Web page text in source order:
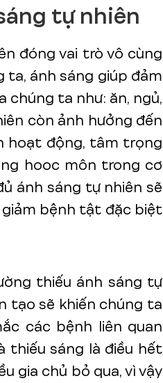
tự nhiên
đóng vai trò vô cùng
ánh sáng giúp đảm
chúng ta như: ăn, ngủ,
còn ảnh hưởng đến
hoạt động, tâm trọng
hooc môn trong cơ
ánh sáng tự nhiên sẽ
giảm bệnh tật đặc biệt
thiếu ánh sáng tự
tạo sẽ khiến chúng ta
các bệnh liên quan
thiếu sáng là điều hết
gia chủ bỏ qua, vì vậy